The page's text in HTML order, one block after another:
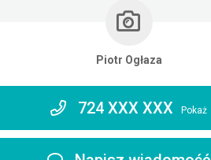
Piotr Ogłaza
724 XXX XXX Pokaż